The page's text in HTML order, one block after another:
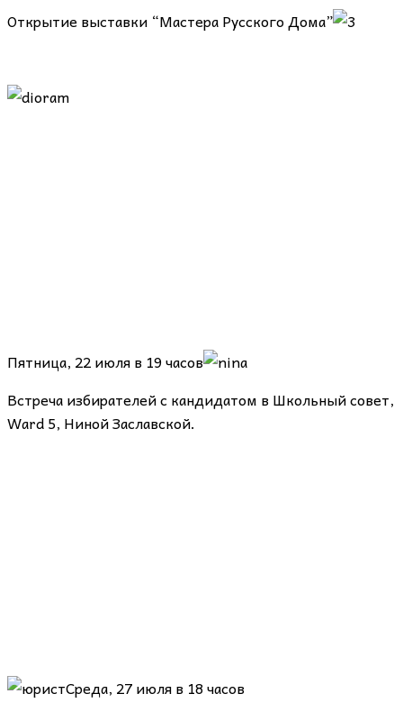
Открытие выставки “Мастера Русского Дома”
Пятница, 22 июля в 19 часов
Встреча избирателей с кандидатом в Школьный совет,
Ward 5, Ниной Заславской.
Среда, 27 июля в 18 часов